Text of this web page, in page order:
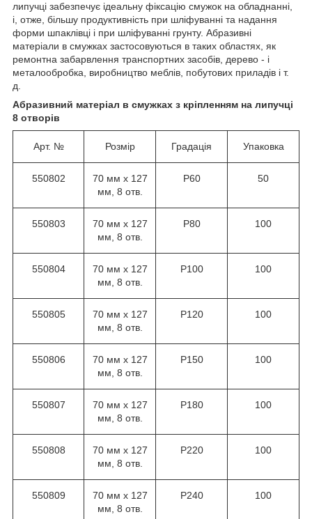
липучці забезпечує ідеальну фіксацію смужок на обладнанні,
і, отже, більшу продуктивність при шліфуванні та надання
форми шпаклівці і при шліфуванні грунту. Абразивні
матеріали в смужках застосовуються в таких областях, як
ремонтна забарвлення транспортних засобів, дерево - і
металообробка, виробництво меблів, побутових приладів і т.
д.
Абразивний матеріал в смужках з кріпленням на липучці
8 отворів
Арт. № Розмір Градація Упаковка
550802
70 мм х 127
мм, 8 отв.
Р60 50
550803
70 мм х 127
мм, 8 отв.
Р80 100
550804
70 мм х 127
мм, 8 отв.
Р100 100
550805
70 мм х 127
мм, 8 отв.
Р120 100
550806
70 мм х 127
мм, 8 отв.
Р150 100
550807
70 мм х 127
мм, 8 отв.
Р180 100
550808
70 мм х 127
мм, 8 отв.
Р220 100
550809
70 мм х 127
мм, 8 отв.
Р240 100